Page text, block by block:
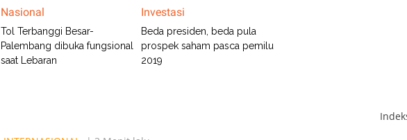
Nasional
Tol Terbanggi Besar-
Palembang dibuka fungsional
saat Lebaran
Investasi
Beda presiden, beda pula
prospek saham pasca pemilu
2019